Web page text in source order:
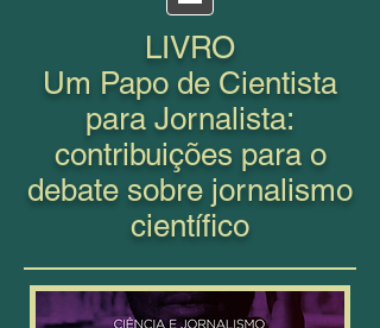
LIVRO
Um Papo de Cientista
para Jornalista:
contribuições para o
debate sobre jornalismo
científico